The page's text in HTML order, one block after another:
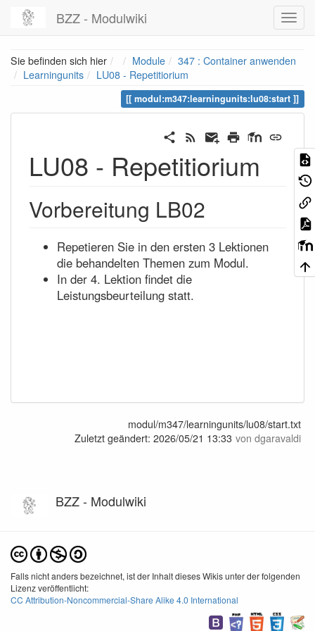
BZZ - Modulwiki
Sie befinden sich hier HomeModule
347 : Container anwenden
Learningunits
LU08 - Repetitiorium
modul:m347:learningunits:lu08:start
LU08 - Repetitiorium
Vorbereitung LB02
Repetieren Sie in den ersten 3 Lektionen
die behandelten Themen zum Modul.
In der 4. Lektion findet die
Leistungsbeurteilung statt.
modul/m347/learningunits/lu08/start.txt
Zuletzt geändert: 2026/05/21 13:33 von dgaravaldi
BZZ - Modulwiki
Falls nicht anders bezeichnet, ist der Inhalt dieses Wikis unter der folgenden
Lizenz veröffentlicht:
CC Attribution-Noncommercial-Share Alike 4.0 International